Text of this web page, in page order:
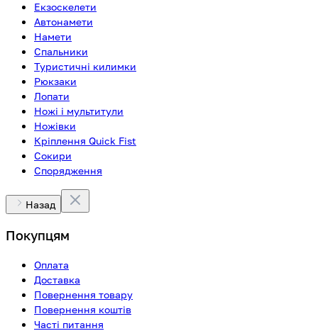
Екзоскелети
Автонамети
Намети
Спальники
Туристичні килимки
Рюкзаки
Лопати
Ножі і мультитули
Ножівки
Кріплення Quick Fist
Сокири
Спорядження
Назад
Покупцям
Оплата
Доставка
Повернення товару
Повернення коштів
Часті питання